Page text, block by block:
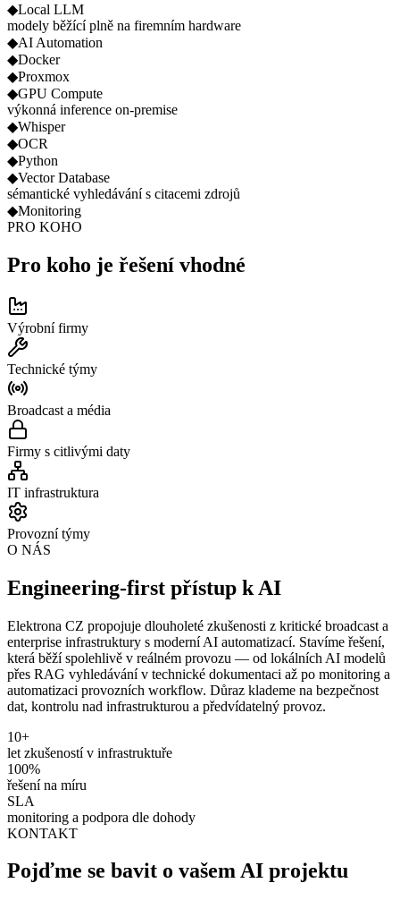
◆Local LLM
modely běžící plně na firemním hardware
◆AI Automation
◆Docker
◆Proxmox
◆GPU Compute
výkonná inference on-premise
◆Whisper
◆OCR
◆Python
◆Vector Database
sémantické vyhledávání s citacemi zdrojů
◆Monitoring
PRO KOHO
Pro koho je řešení vhodné
Výrobní firmy
Technické týmy
Broadcast a média
Firmy s citlivými daty
IT infrastruktura
Provozní týmy
O NÁS
Engineering-first přístup k AI
Elektrona CZ propojuje dlouholeté zkušenosti z kritické broadcast a
enterprise infrastruktury s moderní AI automatizací. Stavíme řešení,
která běží spolehlivě v reálném provozu — od lokálních AI modelů
přes RAG vyhledávání v technické dokumentaci až po monitoring a
automatizaci provozních workflow. Důraz klademe na bezpečnost
dat, kontrolu nad infrastrukturou a předvídatelný provoz.
10+
let zkušeností v infrastruktuře
100%
řešení na míru
SLA
monitoring a podpora dle dohody
KONTAKT
Pojďme se bavit o vašem AI projektu